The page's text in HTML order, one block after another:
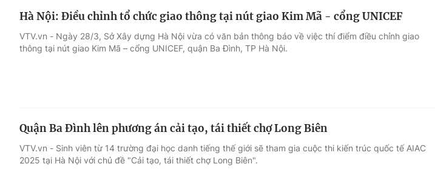
Hà Nội: Điều chỉnh tổ chức giao thông tại nút giao Kim Mã - cổng UNICEF
VTV.vn - Ngày 28/3, Sở Xây dựng Hà Nội vừa có văn bản thông báo về việc thí điểm điều chỉnh giao
thông tại nút giao Kim Mã – cổng UNICEF, quận Ba Đình, TP Hà Nội.
Quận Ba Đình lên phương án cải tạo, tái thiết chợ Long Biên
VTV.vn - Sinh viên từ 14 trường đại học danh tiếng thế giới sẽ tham gia cuộc thi kiến trúc quốc tế AIAC
2025 tại Hà Nội với chủ đề "Cải tạo, tái thiết chợ Long Biên".